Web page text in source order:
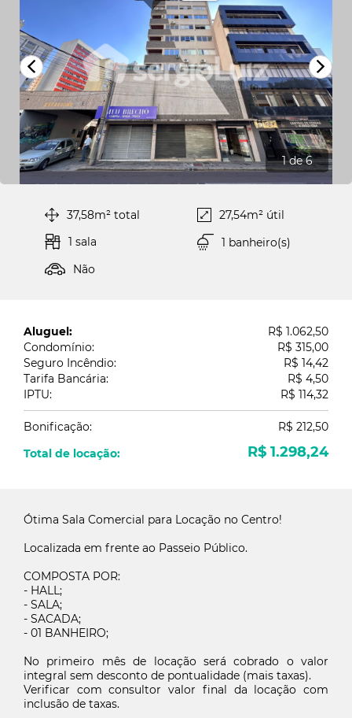
1de 6
37,58m² total
27,54m² útil
1 sala
1 banheiro(s)
Não
Aluguel:
R$ 1.062,50
Condomínio:
R$ 315,00
Seguro Incêndio:
R$ 14,42
Tarifa Bancária:
R$ 4,50
IPTU:
R$ 114,32
Bonificação:
R$ 212,50
Total de locação:
R$ 1.298,24
Ótima Sala Comercial para Locação no Centro!
Localizada em frente ao Passeio Público.
COMPOSTA POR:
- HALL;
- SALA;
- SACADA;
- 01 BANHEIRO;
No primeiro mês de locação será cobrado o valor
integral sem desconto de pontualidade (mais taxas).
Verificar com consultor valor final da locação com
inclusão de taxas.